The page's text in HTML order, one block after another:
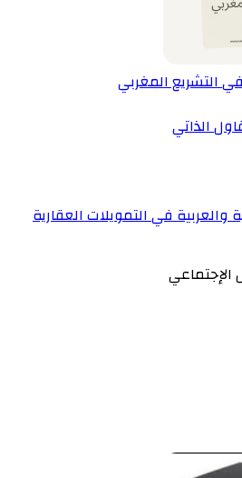
التشريع المغربي
الذاتي
والعربية في التمويلات العقارية
الإجتماعي